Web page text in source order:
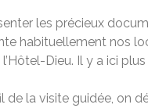
les précieux
habituellement nos
l’Hôtel-Dieu. Il y a ici
de la visite guidée, on